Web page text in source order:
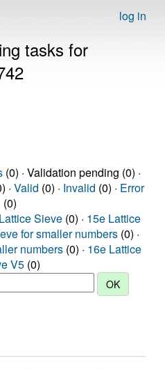
log in
tasks for
(0) · Validation pending (0) ·
· Valid (0) · Invalid (0) · Error
(0)
Sieve (0) · 15e Lattice
for smaller numbers (0) ·
numbers (0) · 16e Lattice
V5 (0)